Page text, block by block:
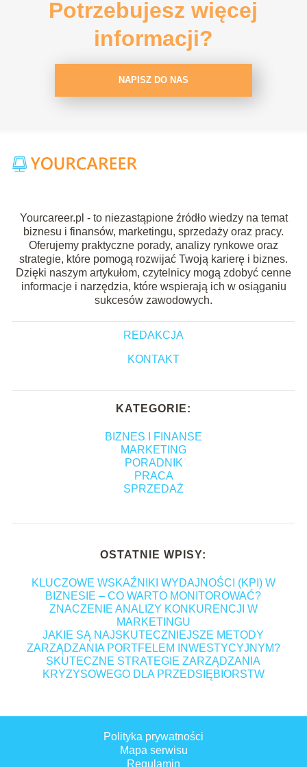
Potrzebujesz więcej
informacji?
NAPISZ DO NAS
Yourcareer.pl - to niezastąpione źródło wiedzy na temat
biznesu i finansów, marketingu, sprzedaży oraz pracy.
Oferujemy praktyczne porady, analizy rynkowe oraz
strategie, które pomogą rozwijać Twoją karierę i biznes.
Dzięki naszym artykułom, czytelnicy mogą zdobyć cenne
informacje i narzędzia, które wspierają ich w osiąganiu
sukcesów zawodowych.
REDAKCJA
KONTAKT
KATEGORIE:
BIZNES I FINANSE
MARKETING
PORADNIK
PRACA
SPRZEDAŻ
OSTATNIE WPISY:
KLUCZOWE WSKAŹNIKI WYDAJNOŚCI (KPI) W
BIZNESIE – CO WARTO MONITOROWAĆ?
ZNACZENIE ANALIZY KONKURENCJI W
MARKETINGU
JAKIE SĄ NAJSKUTECZNIEJSZE METODY
ZARZĄDZANIA PORTFELEM INWESTYCYJNYM?
SKUTECZNE STRATEGIE ZARZĄDZANIA
KRYZYSOWEGO DLA PRZEDSIĘBIORSTW
Polityka prywatności
Mapa serwisu
Regulamin